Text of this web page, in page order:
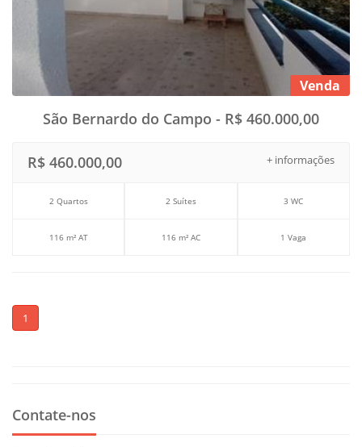
Venda
São Bernardo do Campo - R$ 460.000,00
+ informações
R$ 460.000,00
2 Quartos 2 Suítes 3 WC
116 m² AT 116 m² AC 1 Vaga
1
Contate-nos